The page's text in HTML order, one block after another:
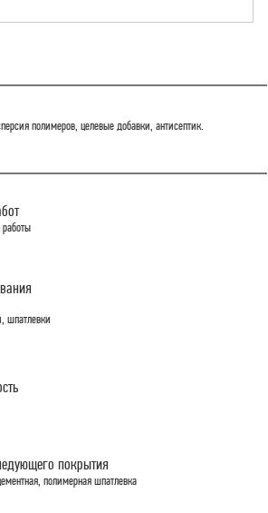
полимеров, целевые добавки, антисептик.
работы
шпатлевки
покрытия
полимерная шпатлевка